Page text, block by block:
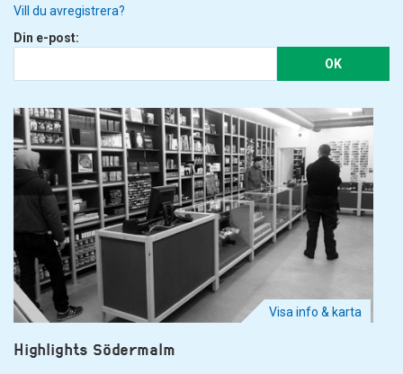
Vill du avregistrera?
Din e-post:
OK
Visa info & karta
Highlights Södermalm